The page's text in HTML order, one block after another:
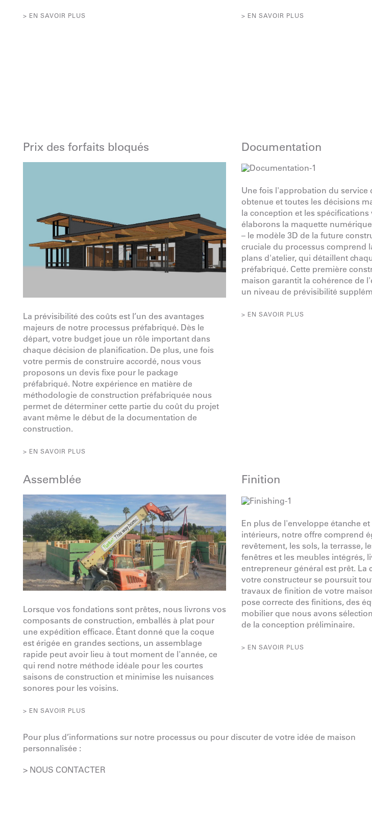
> EN SAVOIR PLUS > EN SAVOIR PLUS
Prix des forfaits bloqués
La prévisibilité des coûts est l’un des avantages
majeurs de notre processus préfabriqué. Dès le
départ, votre budget joue un rôle important dans
chaque décision de planification. De plus, une fois
votre permis de construire accordé, nous vous
proposons un devis fixe pour le package
préfabriqué. Notre expérience en matière de
méthodologie de construction préfabriquée nous
permet de déterminer cette partie du coût du projet
avant même le début de la documentation de
construction.
> EN SAVOIR PLUS
Documentation
Une fois l'approbation du service
obtenue et toutes les décisions
la conception et les spécifications
élaborons la maquette
– le modèle 3D de la future
cruciale du processus comprend
plans d'atelier, qui détaillent
préfabriqué. Cette première
maison garantit la cohérence de
un niveau de prévisibilité
> EN SAVOIR PLUS
Assemblée
Lorsque vos fondations sont prêtes, nous livrons vos
composants de construction, emballés à plat pour
une expédition efficace. Étant donné que la coque
est érigée en grandes sections, un assemblage
rapide peut avoir lieu à tout moment de l'année, ce
qui rend notre méthode idéale pour les courtes
saisons de construction et minimise les nuisances
sonores pour les voisins.
> EN SAVOIR PLUS
Finition
En plus de l'enveloppe étanche
intérieurs, notre offre comprend
revêtement, les sols, la terrasse,
fenêtres et les meubles intégrés,
entrepreneur général est prêt. La
votre constructeur se poursuit
travaux de finition de votre
pose correcte des finitions, des
mobilier que nous avons
de la conception préliminaire.
> EN SAVOIR PLUS
Pour plus d’informations sur notre processus ou pour discuter de votre idée de maison
personnalisée :
> NOUS CONTACTER